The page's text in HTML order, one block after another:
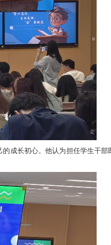
成长初心。他认为担任学生干